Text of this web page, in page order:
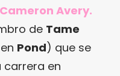
Cameron Avery.
de Tame
Pond) que se
carrera en